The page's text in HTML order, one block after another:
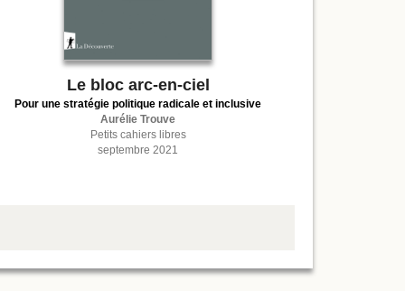
Le bloc arc-en-ciel
Pour une stratégie politique radicale et inclusive
Aurélie Trouve
Petits cahiers libres
septembre 2021